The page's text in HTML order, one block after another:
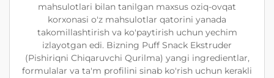
mahsulotlari bilan tanilgan maxsus oziq-ovqat
korxonasi o'z mahsulotlar qatorini yanada
takomillashtirish va ko'paytirish uchun yechim
izlayotgan edi. Bizning Puff Snack Ekstruder
(Pishiriqni Chiqaruvchi Qurilma) yangi ingredientlar,
formulalar va ta'm profilini sinab ko'rish uchun kerakli